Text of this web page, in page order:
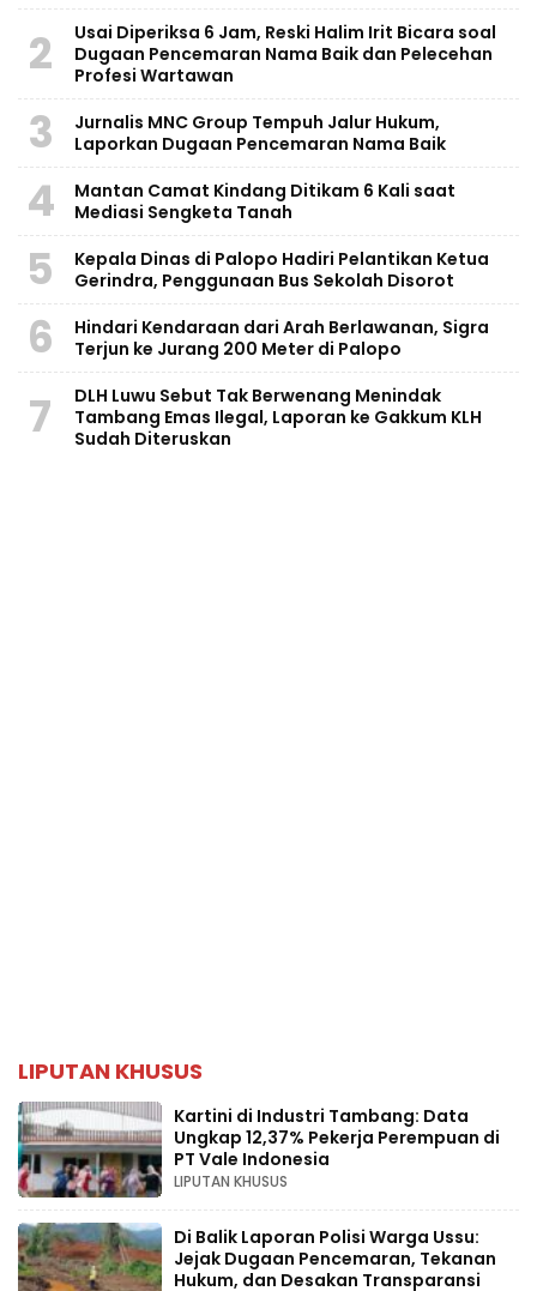
2
Usai Diperiksa 6 Jam, Reski Halim Irit Bicara soal
Dugaan Pencemaran Nama Baik dan Pelecehan
Profesi Wartawan
3
Jurnalis MNC Group Tempuh Jalur Hukum,
Laporkan Dugaan Pencemaran Nama Baik
4
Mantan Camat Kindang Ditikam 6 Kali saat
Mediasi Sengketa Tanah
5
Kepala Dinas di Palopo Hadiri Pelantikan Ketua
Gerindra, Penggunaan Bus Sekolah Disorot
6
Hindari Kendaraan dari Arah Berlawanan, Sigra
Terjun ke Jurang 200 Meter di Palopo
7
DLH Luwu Sebut Tak Berwenang Menindak
Tambang Emas Ilegal, Laporan ke Gakkum KLH
Sudah Diteruskan
LIPUTAN KHUSUS
Kartini di Industri Tambang: Data
Ungkap 12,37% Pekerja Perempuan di
PT Vale Indonesia
LIPUTAN KHUSUS
Di Balik Laporan Polisi Warga Ussu:
Jejak Dugaan Pencemaran, Tekanan
Hukum, dan Desakan Transparansi